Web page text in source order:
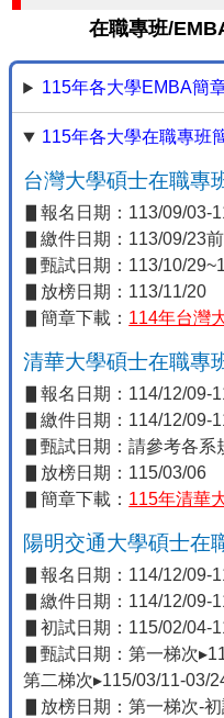
在職專班/
115年各大學EMBA
115年各大學在職專
台灣大學碩士在職專
▋報名日期：113/09/03-
▋繳件日期：113/09/23前
▋甄試日期：113/10/
▋放榜日期：113/11/20
▋簡章下載： 114年台灣
清華大學碩士在職專
▋報名日期：114/12/09-
▋繳件日期：114/12/09-
▋甄試日期：請參考各系
▋放榜日期：115/03/06
▋簡章下載： 115年清華
陽明交通大學碩士在
▋報名日期：114/12/09-
▋繳件日期：114/12/09-
▋初試日期：115/02/04-
▋甄試日期：第一梯次
第二梯次▸115/03/11-03/
▋放榜日期：第一梯次-